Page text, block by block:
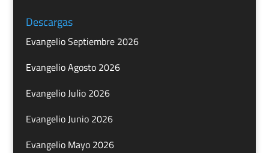
Descargas
Evangelio Septiembre 2026
Evangelio Agosto 2026
Evangelio Julio 2026
Evangelio Junio 2026
Evangelio Mayo 2026